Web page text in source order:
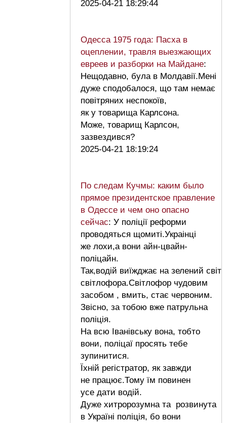
2025-04-21 18:29:44
Одесса 1975 года: Пасха в
оцеплении, травля выезжающих
евреев и разборки на Майдане:
Нещодавно, була в Молдавії.Мені
дуже сподобалося, що там немає
повітряних неспокоїв,
як у товарища Карлсона.
Може, товарищ Карлсон,
зазвездився?
2025-04-21 18:19:24
По следам Кучмы: каким было
прямое президентское правление
в Одессе и чем оно опасно
сейчас: У поліції реформи
проводяться щомиті.Украінці
же лохи,а вони айн-цвайн-
поліцайн.
Так,водій виїжджає на зелений світ
світлофора.Світлофор чудовим
засобом , вмить, стає червоним.
Звісно, за тобою вже патрульна
поліція.
На всю Іванівську вона, тобто
вони, поліцаї просять тебе
зупинитися.
Їхній регістратор, як завжди
не працює.Тому їм повинен
усе дати водій.
Дуже хитророзумна та розвинута
в Україні поліція, бо вони